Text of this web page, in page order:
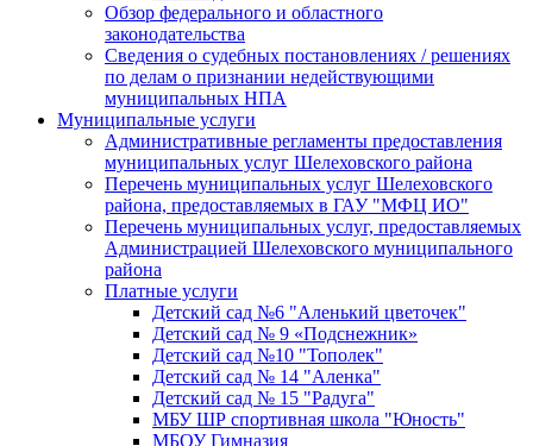
Обзор федерального и областного
законодательства
Сведения о судебных постановлениях / решениях
по делам о признании недействующими
муниципальных НПА
Муниципальные услуги
Административные регламенты предоставления
муниципальных услуг Шелеховского района
Перечень муниципальных услуг Шелеховского
района, предоставляемых в ГАУ "МФЦ ИО"
Перечень муниципальных услуг, предоставляемых
Администрацией Шелеховского муниципального
района
Платные услуги
Детский сад №6 "Аленький цветочек"
Детский сад № 9 «Подснежник»
Детский сад №10 "Тополек"
Детский сад № 14 "Аленка"
Детский сад № 15 "Радуга"
МБУ ШР спортивная школа "Юность"
МБОУ Гимназия